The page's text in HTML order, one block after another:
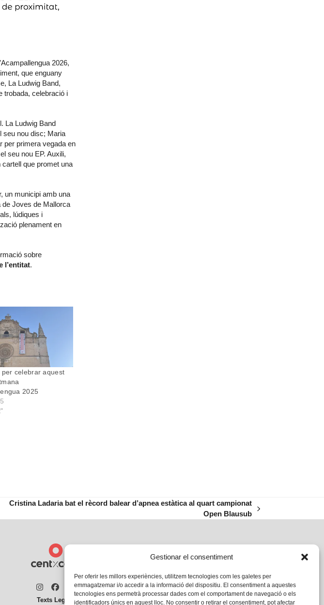
Gestionar el consentiment
Per oferir les millors experiències, utilitzem tecnologies com les galetes per
emmagatzemar i/o accedir a la informació del dispositiu. El consentiment a aquestes
tecnologies ens permetrà processar dades com el comportament de navegació o els
identificadors únics en aquest lloc. No consentir o retirar el consentiment, pot afectar
2026,
que enguany
La Ludwig Band,
trobada, celebració i
La Ludwig Band
seu nou disc; Maria
per primera vegada en
seu nou EP. Auxili,
que promet una
un municipi amb una
de Joves de Mallorca
lúdiques i
plenament en
sobre
l’entitat.
per celebrar aquest
2025
Cristina Ladaria bat el rècord balear d’apnea estàtica al quart campionat
Open Blausub
Instagram
Facebook
Twitter
Texts Legals